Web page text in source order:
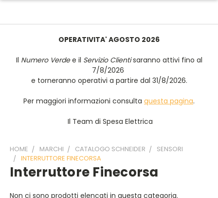
OPERATIVITA' AGOSTO 2026
Il Numero Verdee il Servizio Clientisaranno attivi fino al
7/8/2026
e torneranno operativi a partire dal 31/8/2026.
Per maggiori informazioni consulta questa pagina.
Il Team di Spesa Elettrica
HOME MARCHI CATALOGO SCHNEIDER
SENSORI
INTERRUTTORE FINECORSA
Interruttore Finecorsa
Non ci sono prodotti elencati in questa categoria.